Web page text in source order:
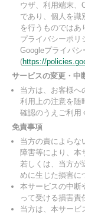
ウザ、利用端末、
であり、個人を識
を行うものではあ
プライバシーポリ
Googleプライバシ
(https://
サービスの変更・中
当方は、お客様へ
利用上の注意を随
確認のうえご利用
免責事項
当方の責によらな
障害等により、本
若しくは、当方が
めに生じた損害に
本サービスの中断
って受ける損害責
当方は、本サービ